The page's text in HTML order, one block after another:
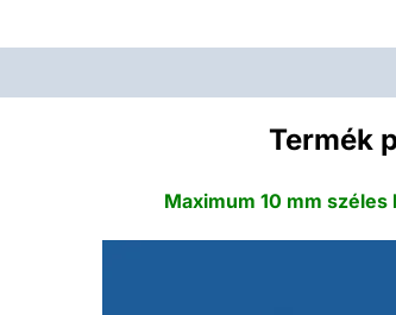
Termék
Maximum 10 mm